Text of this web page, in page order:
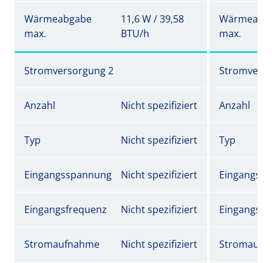
Wärmeabgabe
max.
11,6 W / 39,58
BTU/h
max.
Stromversorgung 2
Anzahl Nicht spezifiziert Anzahl
Typ Nicht spezifiziert Typ
Eingangsspannung Nicht spezifiziert
Eingangsfrequenz Nicht spezifiziert
Stromaufnahme Nicht spezifiziert